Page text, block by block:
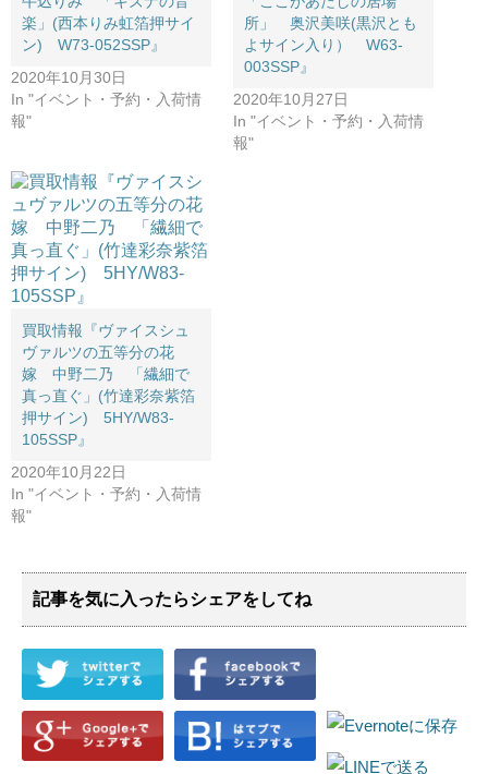
楽」(西本りみ虹箔押サイ
ン) W73-052SSP』
2020年10月30日
In "イベント・予約・入荷情
報"
所」 奥沢美咲(黒沢とも
よサイン入り） W63-
003SSP』
2020年10月27日
In "イベント・予約・入荷情
報"
買取情報『ヴァイスシュ
ヴァルツの五等分の花
嫁 中野二乃 「繊細で
真っ直ぐ」(竹達彩奈紫箔
押サイン) 5HY/W83-
105SSP』
2020年10月22日
In "イベント・予約・入荷情
報"
記事を気に入ったらシェアをしてね